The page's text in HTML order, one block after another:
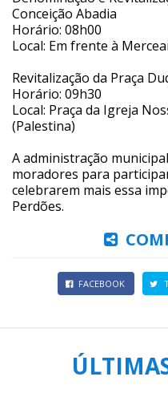
Conceição Abadia
Horário: 08h00
Local: Em frente à
Revitalização da Praça
Horário: 09h30
Local: Praça da Igreja
(Palestina)
A administração
moradores para
celebrarem mais essa
Perdões.
FACEBOOK